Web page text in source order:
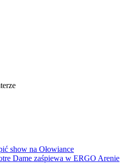
show na Ołowiance
Dame zaśpiewa w ERGO Arenie